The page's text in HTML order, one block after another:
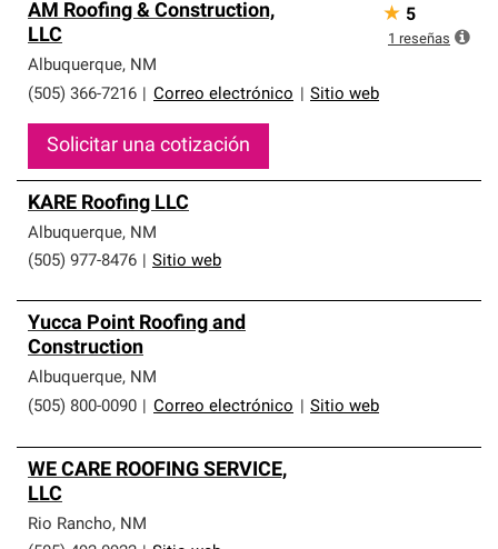
AM Roofing & Construction,
LLC
Albuquerque, NM
(505) 366-7216
Correo electrónico Sitio web
Solicitar una cotización
★ 5
1 reseñas
KARE Roofing LLC
Albuquerque, NM
(505) 977-8476
Sitio web
Yucca Point Roofing and
Construction
Albuquerque, NM
(505) 800-0090
Correo electrónico Sitio web
WE CARE ROOFING SERVICE,
LLC
Rio Rancho, NM